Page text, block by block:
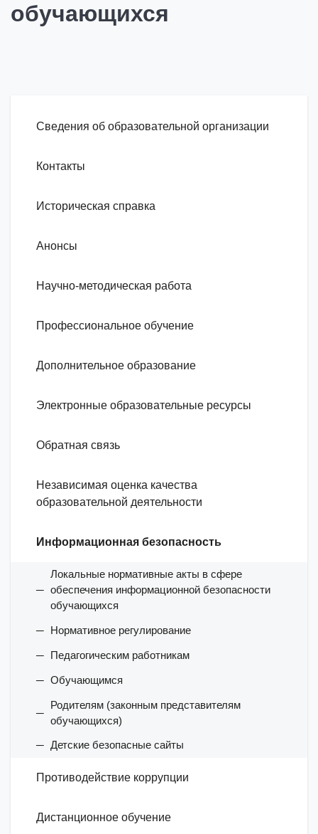
Сведения об образовательной организации
Контакты
Историческая справка
Анонсы
Научно-методическая работа
Профессиональное обучение
Дополнительное образование
Электронные образовательные ресурсы
Обратная связь
Независимая оценка качества
образовательной деятельности
Информационная безопасность
Локальные нормативные акты в сфере
обеспечения информационной безопасности
обучающихся
Нормативное регулирование
Педагогическим работникам
Обучающимся
Родителям (законным представителям
обучающихся)
Детские безопасные сайты
Противодействие коррупции
Дистанционное обучение
обучающихся